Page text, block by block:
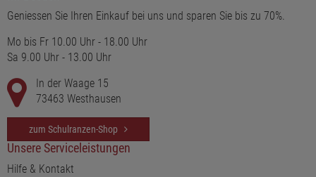
Geniessen Sie Ihren Einkauf bei uns und sparen Sie bis zu 70%.
Mo bis Fr 10.00 Uhr - 18.00 Uhr
Sa 9.00 Uhr - 13.00 Uhr
In der Waage 15
73463 Westhausen
zum Schulranzen-Shop
Unsere Serviceleistungen
Hilfe & Kontakt